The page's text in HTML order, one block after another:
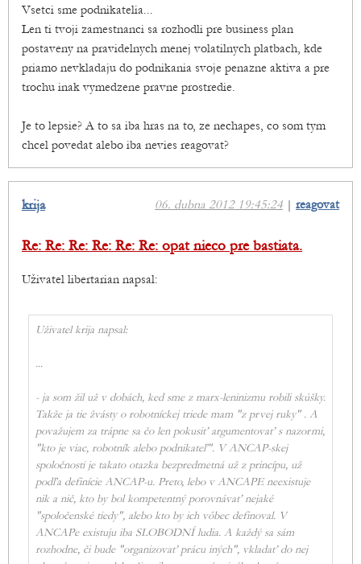
Vsetci sme podnikatelia...
Len ti tvoji zamestnanci sa rozhodli pre business plan
postaveny na pravidelnych menej volatilnych platbach, kde
priamo nevkladaju do podnikania svoje penazne aktiva a pre
trochu inak vymedzene pravne prostredie.
Je to lepsie? A to sa iba hras na to, ze nechapes, co som tym
chcel povedat alebo iba nevies reagovat?
06. dubna 2012 19:45:24 | reagovat
krija
Re: Re: Re: Re: Re: Re: opat nieco pre bastiata.
Uživatel libertarian napsal:
Uživatel krija napsal:
...
- ja som žil už v dobách, ked sme z marx-leninizmu robili skúšky.
Takže ja tie žvásty o robotníckej triede mam "z prvej ruky" . A
považujem za trápne sa čo len pokusiť argumentovať s nazormi,
"kto je viac, robotník alebo podnikateľ". V ANCAP-skej
spoločnosti je takato otazka bezpredmetná už z princípu, už
podľa definície ANCAP-u. Preto, lebo v ANCAPE neexistuje
nik a nič, kto by bol kompetentný porovnávať nejaké
"spoločenské tiedy", alebo kto by ich vôbec definoval. V
ANCAPe existuju iba SLOBODNÍ ludia. A každý sa sám
rozhodne, či bude "organizovať prácu iných", vkladať do nej